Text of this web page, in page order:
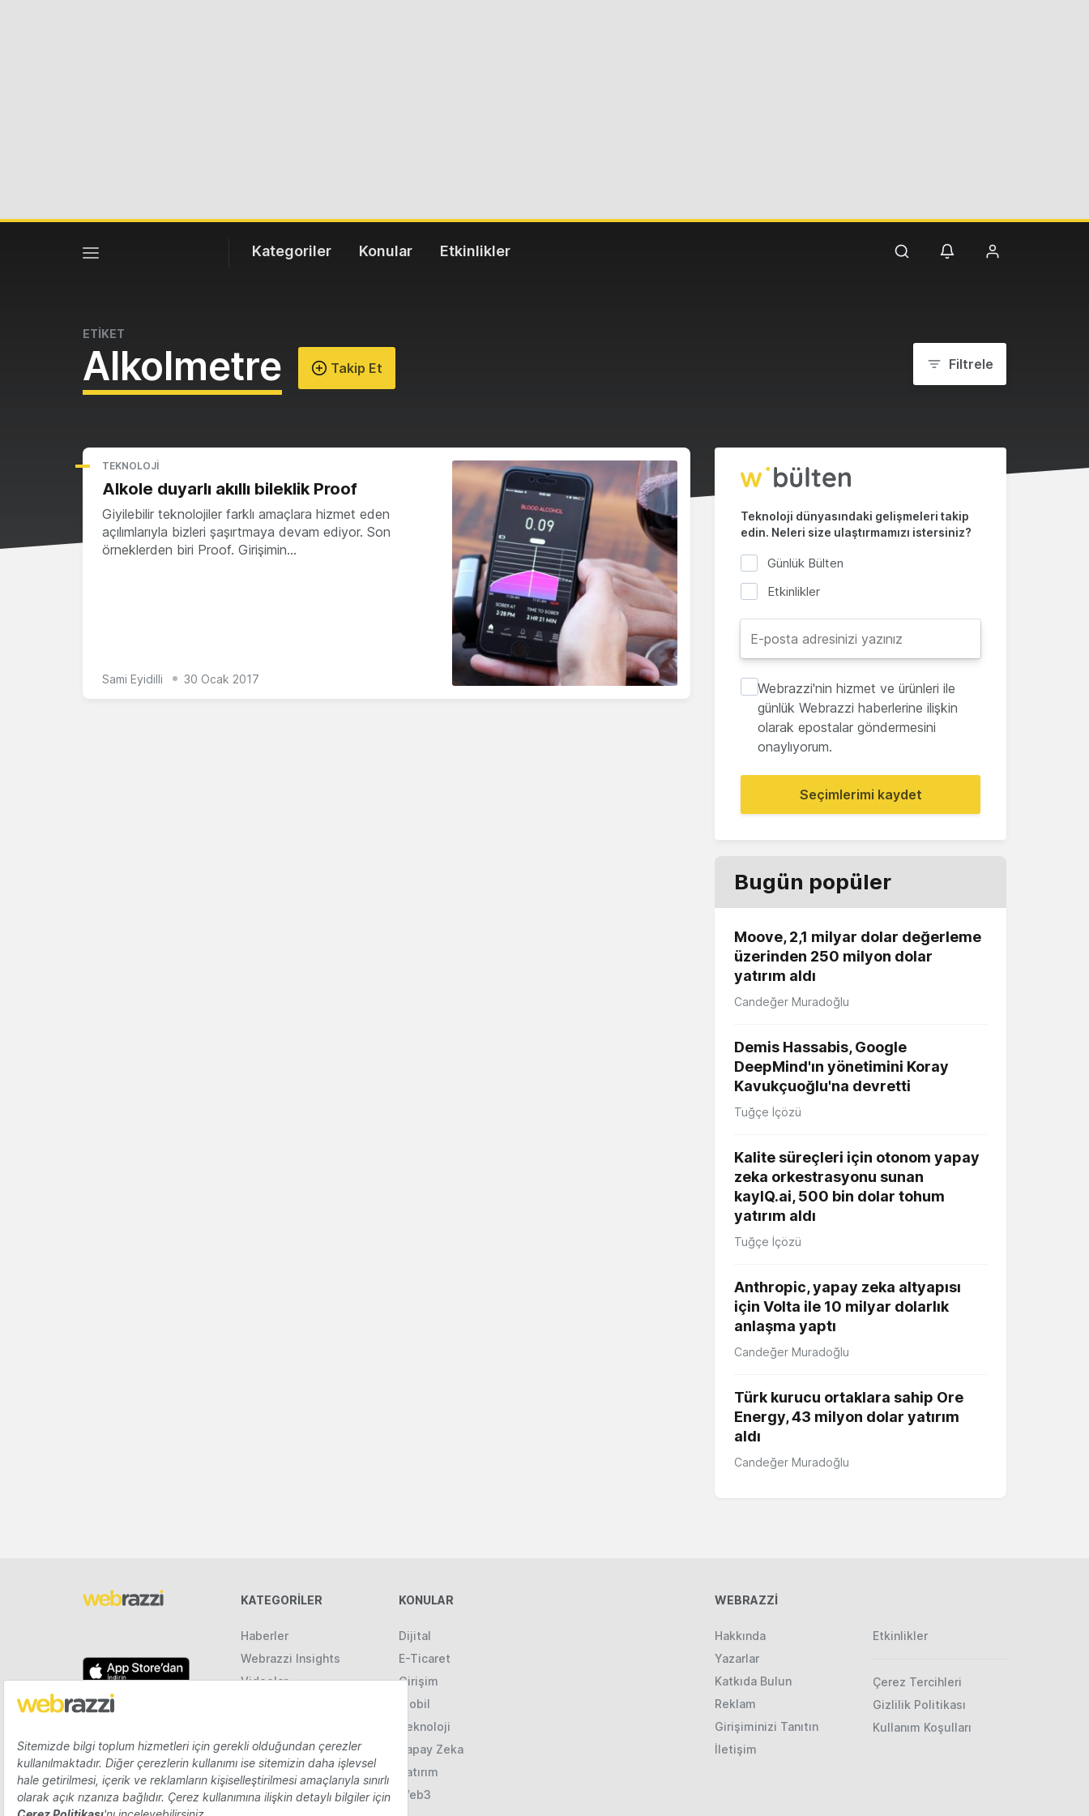
Kategoriler Konular Etkinlikler
ETİKET
Alkolmetre Takip Et Filtrele
TEKNOLOJI
Alkole duyarlı akıllı bileklik Proof
Giyilebilir teknolojiler farklı amaçlara hizmet eden
açılımlarıyla bizleri şaşırtmaya devam ediyor. Son
örneklerden biri Proof. Girişimin…
Sami Eyidilli 30 Ocak 2017
Teknoloji dünyasındaki gelişmeleri takip
edin. Neleri size ulaştırmamızı istersiniz?
Günlük Bülten
Etkinlikler
Webrazzi'nin hizmet ve ürünleri ile
günlük Webrazzi haberlerine ilişkin
olarak epostalar göndermesini
onaylıyorum.
Seçimlerimi kaydet
Bugün popüler
Moove, 2,1 milyar dolar değerleme
üzerinden 250 milyon dolar
yatırım aldı
Candeğer Muradoğlu
Demis Hassabis, Google
DeepMind'ın yönetimini Koray
Kavukçuoğlu'na devretti
Tuğçe İçözü
Kalite süreçleri için otonom yapay
zeka orkestrasyonu sunan
kayIQ.ai, 500 bin dolar tohum
yatırım aldı
Tuğçe İçözü
Anthropic, yapay zeka altyapısı
için Volta ile 10 milyar dolarlık
anlaşma yaptı
Candeğer Muradoğlu
Türk kurucu ortaklara sahip Ore
Energy, 43 milyon dolar yatırım
aldı
Candeğer Muradoğlu
KATEGORILER
Haberler
Webrazzi Insights
Videolar
KONULAR
Dijital
E-Ticaret
Girişim
Mobil
Teknoloji
Yapay Zeka
Yatırım
Web3
WEBRAZZİ
Hakkında
Yazarlar
Katkıda Bulun
Reklam
Girişiminizi Tanıtın
İletişim
Etkinlikler
Çerez Tercihleri
Gizlilik Politikası
Kullanım Koşulları